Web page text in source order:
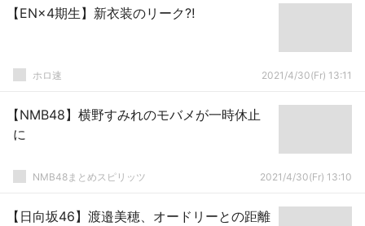
【EN×4期生】新衣装のリーク⁈
ホロ速 2021/4/30(Fr) 13:11
【NMB48】横野すみれのモバメが一時休止
に
NMB48まとめスピリッツ 2021/4/30(Fr) 13:10
【日向坂46】渡邉美穂、オードリーとの距離